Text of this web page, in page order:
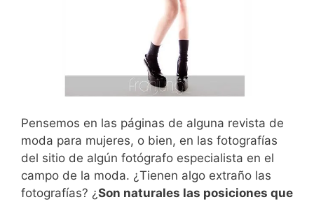
Pensemos en las páginas de alguna revista de
moda para mujeres, o bien, en las fotografías
del sitio de algún fotógrafo especialista en el
campo de la moda. ¿Tienen algo extraño las
fotografías? ¿Son naturales las posiciones que